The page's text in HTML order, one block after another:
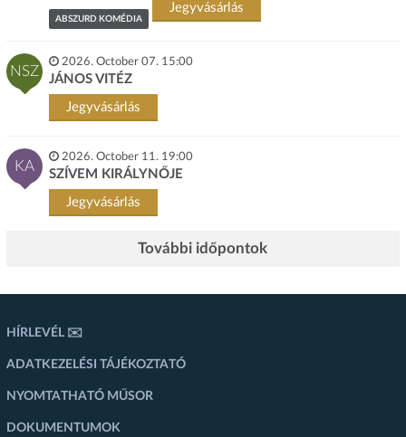
ABSZURD KOMÉDIA
Jegyvásárlás
NSZ
2026. October 07. 15:00
JÁNOS VITÉZ
Jegyvásárlás
KA
2026. October 11. 19:00
SZÍVEM KIRÁLYNŐJE
Jegyvásárlás
További időpontok
HÍRLEVÉL ✉️
ADATKEZELÉSI TÁJÉKOZTATÓ
NYOMTATHATÓ MŰSOR
DOKUMENTUMOK